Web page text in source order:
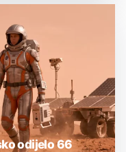
odijelo 66